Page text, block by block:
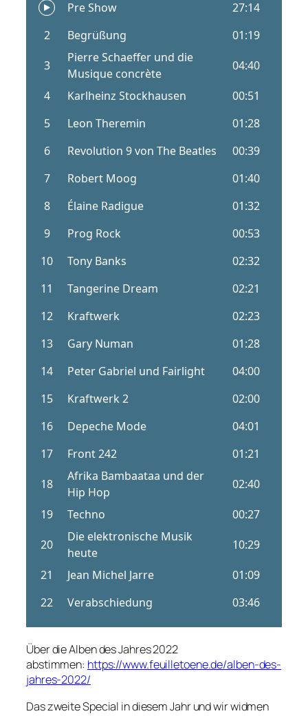
Über die Alben des Jahres 2022
abstimmen: https://www.feuilletoene.de/alben-des-
jahres-2022/
Das zweite Special in diesem Jahr und wir widmen